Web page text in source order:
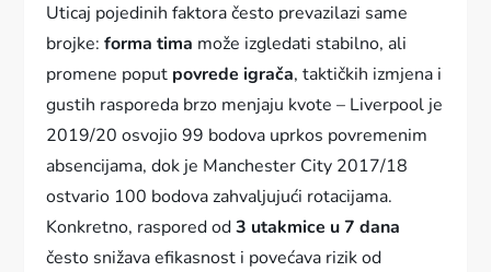
Uticaj pojedinih faktora često prevazilazi same
brojke:forma tima može izgledati stabilno, ali
promene poput povrede igrača, taktičkih izmjena i
gustih rasporeda brzo menjaju kvote – Liverpool je
2019/20 osvojio 99 bodova uprkos povremenim
absencijama, dok je Manchester City 2017/18
ostvario 100 bodova zahvaljujući rotacijama.
Konkretno, raspored od3 utakmice u 7 dana
često snižava efikasnost i povećava rizik od